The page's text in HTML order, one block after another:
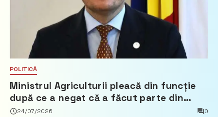
POLITICĂ
Ministrul Agriculturii pleacă din funcție
după ce a negat că a făcut parte din
Partidul Democrat
24/07/2026 0